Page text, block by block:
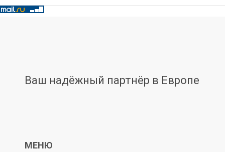
Ваш надёжный партнёр в Европе
МЕНЮ